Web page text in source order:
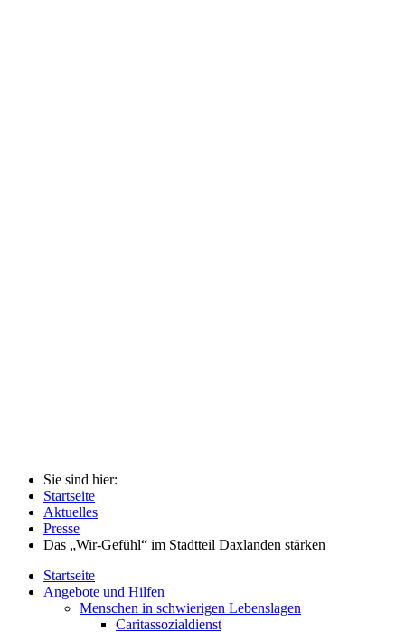
Sie sind hier:
Startseite
Aktuelles
Presse
Das „Wir-Gefühl“ im Stadtteil Daxlanden stärken
Startseite
Angebote und Hilfen
Menschen in schwierigen Lebenslagen
Caritassozialdienst